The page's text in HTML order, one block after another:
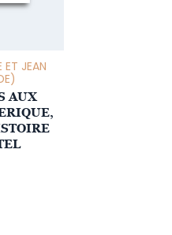
ET JEAN
AUX